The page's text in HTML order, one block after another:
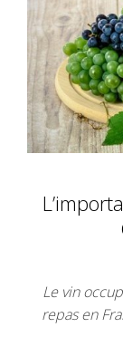
Le vin
repas en